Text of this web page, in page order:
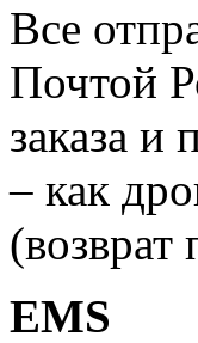
Все
Почтой
заказа и
– как
(возврат
EMS